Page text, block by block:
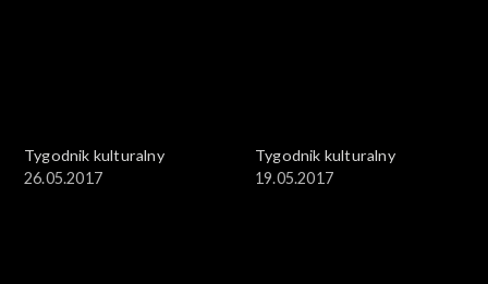
Tygodnik kulturalny
26.05.2017
Tygodnik kulturalny
19.05.2017